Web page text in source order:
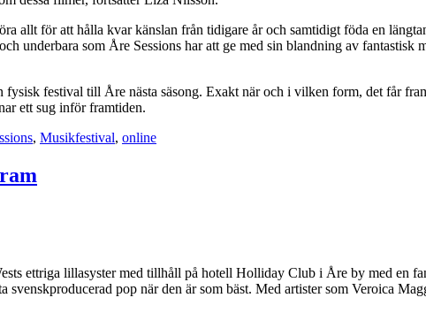
allt för att hålla kvar känslan från tidigare år och samtidigt föda en
underbara som Åre Sessions har att ge med sin blandning av
fysisk festival till Åre nästa säsong. Exakt när och i vilken form, det får
ett sug inför framtiden.
, Musikfestival, online
ettriga lillasyster med tillhåll på hotell Holliday Club i Åre by med en
pop när den är som bäst. Med artister som Veroica